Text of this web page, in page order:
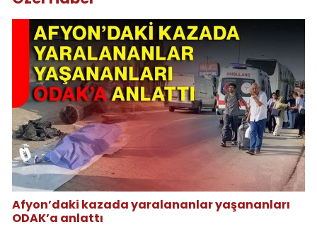
Afyon’daki kazada yaralananlar yaşananları
ODAK’a anlattı